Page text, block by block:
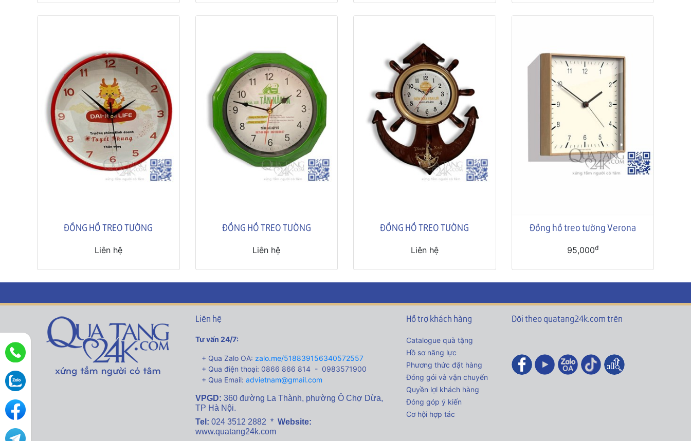
ĐỒNG HỒ TREO TƯỜNG
Liên hệ
ĐỒNG HỒ TREO TƯỜNG
Liên hệ
ĐỒNG HỒ TREO TƯỜNG
Liên hệ
Đồng hồ treo tường Verona
95,000đ
Liên hệ
Tư vấn 24/7:
+ Qua Zalo OA: zalo.me/518839156340572557
+ Qua điện thoại: 0866 866 814 - 0983571900
+ Qua Email: advietnam@gmail.com
VPGD: 360 đường La Thành, phường Ô Chợ Dừa,
TP Hà Nội.
Tel: 024 3512 2882 * Website:
www.quatang24k.com
Hỗ trợ khách hàng
Catalogue quà tặng
Hồ sơ năng lực
Phương thức đặt hàng
Đóng gói và vận chuyển
Quyền lợi khách hàng
Đóng góp ý kiến
Cơ hội hợp tác
Dõi theo quatang24k.com trên